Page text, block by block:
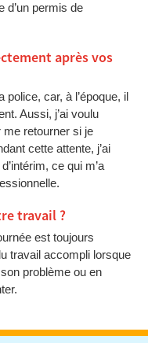
d’un permis de
après vos
car, à l’époque, il
Aussi, j’ai voulu
retourner si je
cette attente, j’ai
ce qui m’a
travail ?
est toujours
travail accompli lorsque
problème ou en